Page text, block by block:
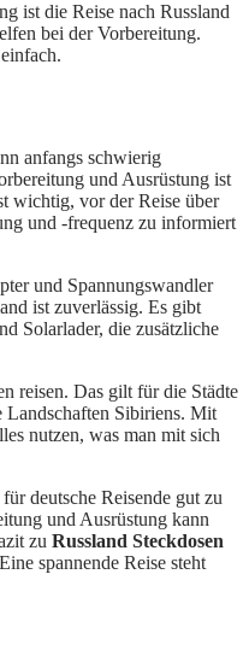
ist die Reise nach Russland
bei der Vorbereitung.
anfangs schwierig
und Ausrüstung ist
wichtig, vor der Reise über
und -frequenz zu informiert
und Spannungswandler
ist zuverlässig. Es gibt
Solarlader, die zusätzliche
reisen. Das gilt für die Städte
Landschaften Sibiriens. Mit
nutzen, was man mit sich
deutsche Reisende gut zu
und Ausrüstung kann
zu Russland Steckdosen
spannende Reise steht